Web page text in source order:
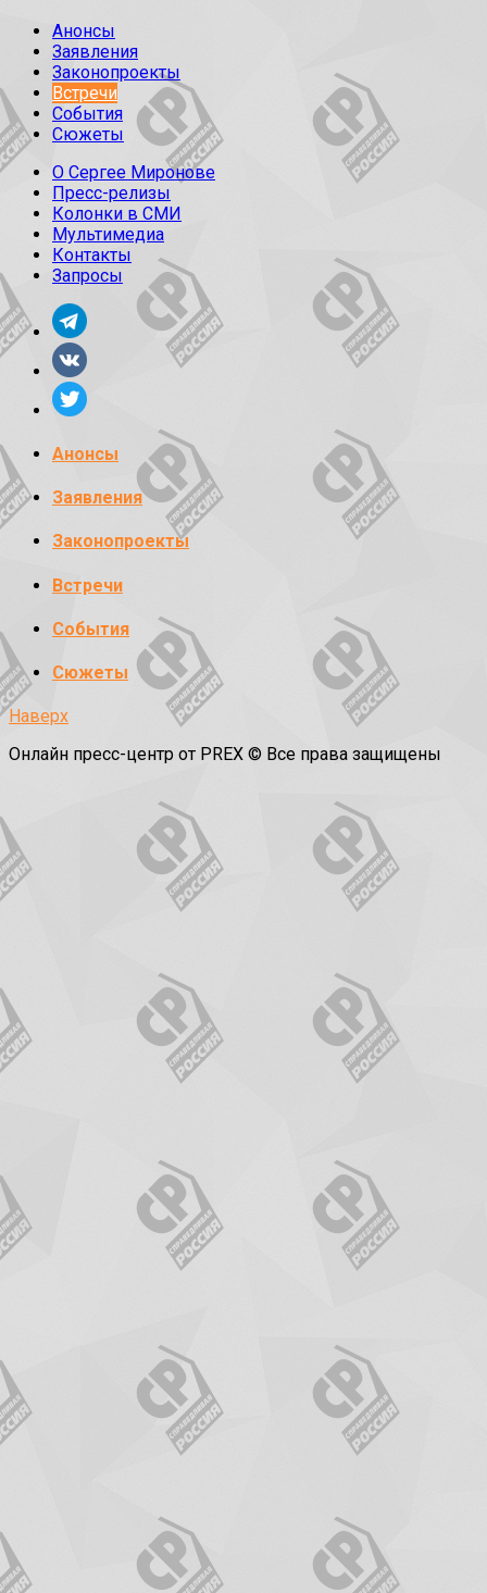
Анонсы
Заявления
Законопроекты
Встречи
События
Сюжеты
О Сергее Миронове
Пресс-релизы
Колонки в СМИ
Мультимедиа
Контакты
Запросы
Анонсы
Заявления
Законопроекты
Встречи
События
Сюжеты
Наверх
Онлайн пресс-центр от PREX © Все права защищены